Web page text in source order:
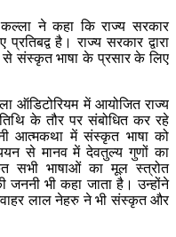
ने कहा कि राज्य सरकार
है। राज्य सरकार द्वारा
से संस्कृत भाषा के प्रसार के लिए
में आयोजित राज्य
के तौर पर संबोधित कर रहे
आत्मकथा में संस्कृत भाषा को
से मानव में देवतुल्य गुणों का
सभी भाषाओं का मूल स्त्रोत
भी कहा जाता है। उन्होंने
लाल नेहरु ने भी संस्कृत और